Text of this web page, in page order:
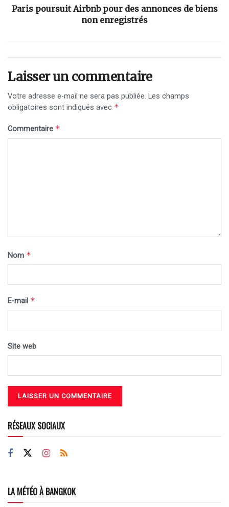
Paris poursuit Airbnb pour des annonces de biens
non enregistrés
Laisser un commentaire
Votre adresse e-mail ne sera pas publiée. Les champs
obligatoires sont indiqués avec *
Commentaire *
Nom *
E-mail *
Site web
RÉSEAUX SOCIAUX
LA MÉTÉO À BANGKOK